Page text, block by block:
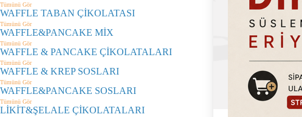
Tümünü Gör
WAFFLE TABAN ÇİKOLATASI
Tümünü Gör
WAFFLE&PANCAKE MİX
Tümünü Gör
WAFFLE & PANCAKE ÇİKOLATALARI
Tümünü Gör
WAFFLE & KREP SOSLARI
Tümünü Gör
WAFFLE&PANCAKE SOSLARI
Tümünü Gör
LİKİT&ŞELALE ÇİKOLATALARI